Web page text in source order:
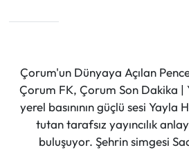
Çorum'un Dünyaya Açılan
Çorum FK, Çorum Son Dakika
yerel basınının güçlü sesi Yayla
tutan tarafsız yayıncılık
buluşuyor. Şehrin simgesi